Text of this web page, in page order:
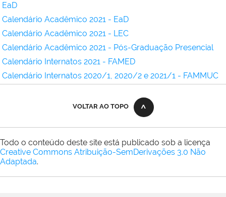
EaD
Calendário Acadêmico 2021 - EaD
Calendário Acadêmico 2021 - LEC
Calendário Acadêmico 2021 - Pós-Graduação Presencial
Calendário Internatos 2021 - FAMED
Calendário Internatos 2020/1, 2020/2 e 2021/1 - FAMMUC
VOLTAR AO TOPO
Todo o conteúdo deste site está publicado sob a licença
Creative Commons Atribuição-SemDerivações 3.0 Não
Adaptada.